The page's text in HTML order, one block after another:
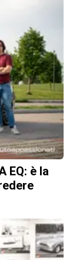
EQ: è la